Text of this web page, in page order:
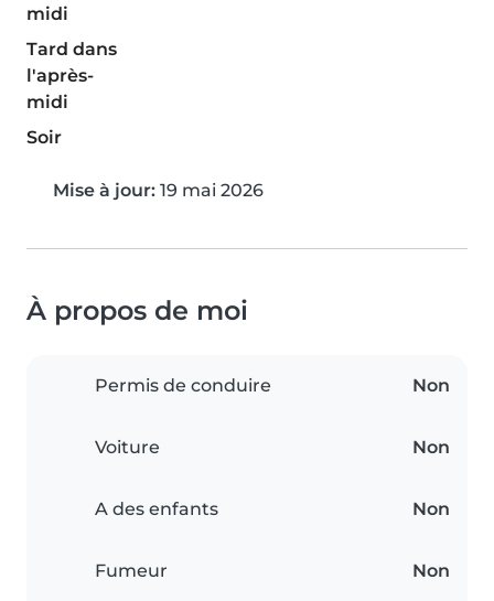
midi
Tard dans
l'après-
midi
Soir
Mise à jour: 19 mai 2026
À propos de moi
Permis de conduire Non
Voiture Non
A des enfants Non
Fumeur Non